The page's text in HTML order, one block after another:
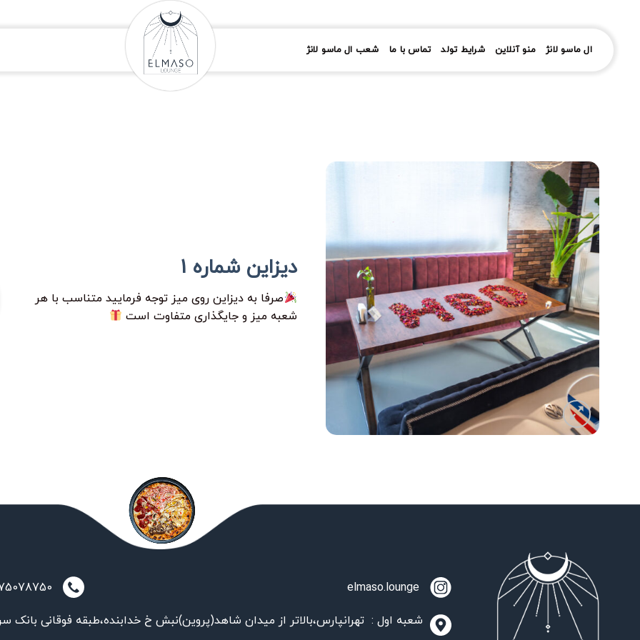
ال ماسو لانژ منو آنلاین شرایط تولد تماس با ما شعب ال ماسو لانژ
دیزاین شماره 1
صرفا به دیزاین روی میز توجه فرمایید متناسب با هر
شعبه میز و جایگذاری متفاوت است
elmaso.lounge
شعبه اول : تهرانپارس،بالاتر از میدان شاهد(پروین)نبش خ خدابنده،طبقه فوقانی بانک